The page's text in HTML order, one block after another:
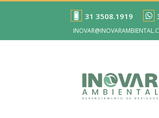
31 3508.1919